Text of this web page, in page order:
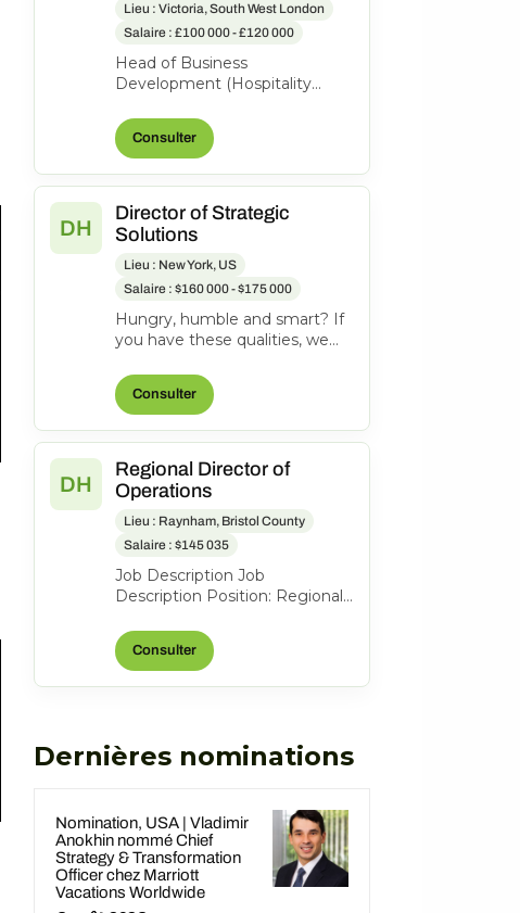
Lieu : Victoria, South West London
Salaire : £100 000 - £120 000
Head of Business
Development (Hospitality
£120k-£130k OTE | Hybrid
Hybrid | London fiel...
Consulter
DH
Director of Strategic
Solutions
Lieu : New York, US
Salaire : $160 000 - $175 000
Hungry, humble and smart? If
you have these qualities, we
Summary: The Director of
Strategi...
Consulter
DH
Regional Director of
Operations
Lieu : Raynham, Bristol County
Salaire : $145 035
Job Description Job
Description Position: Regional
Regional Manager Location:
Raynham, MA Ba...
Consulter
Dernières nominations
Nomination, USA | Vladimir
Anokhin nommé Chief
Strategy & Transformation
Officer chez Marriott
Vacations Worldwide